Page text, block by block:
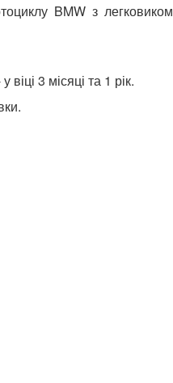
BMW з легковиком
3 місяці та 1 рік.